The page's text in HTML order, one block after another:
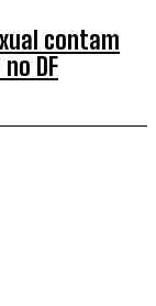
contam
DF